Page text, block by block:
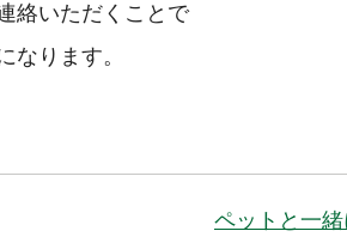
絡いただくことで
なります。
ペットと一